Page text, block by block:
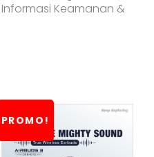
Keamanan &
PROMO!